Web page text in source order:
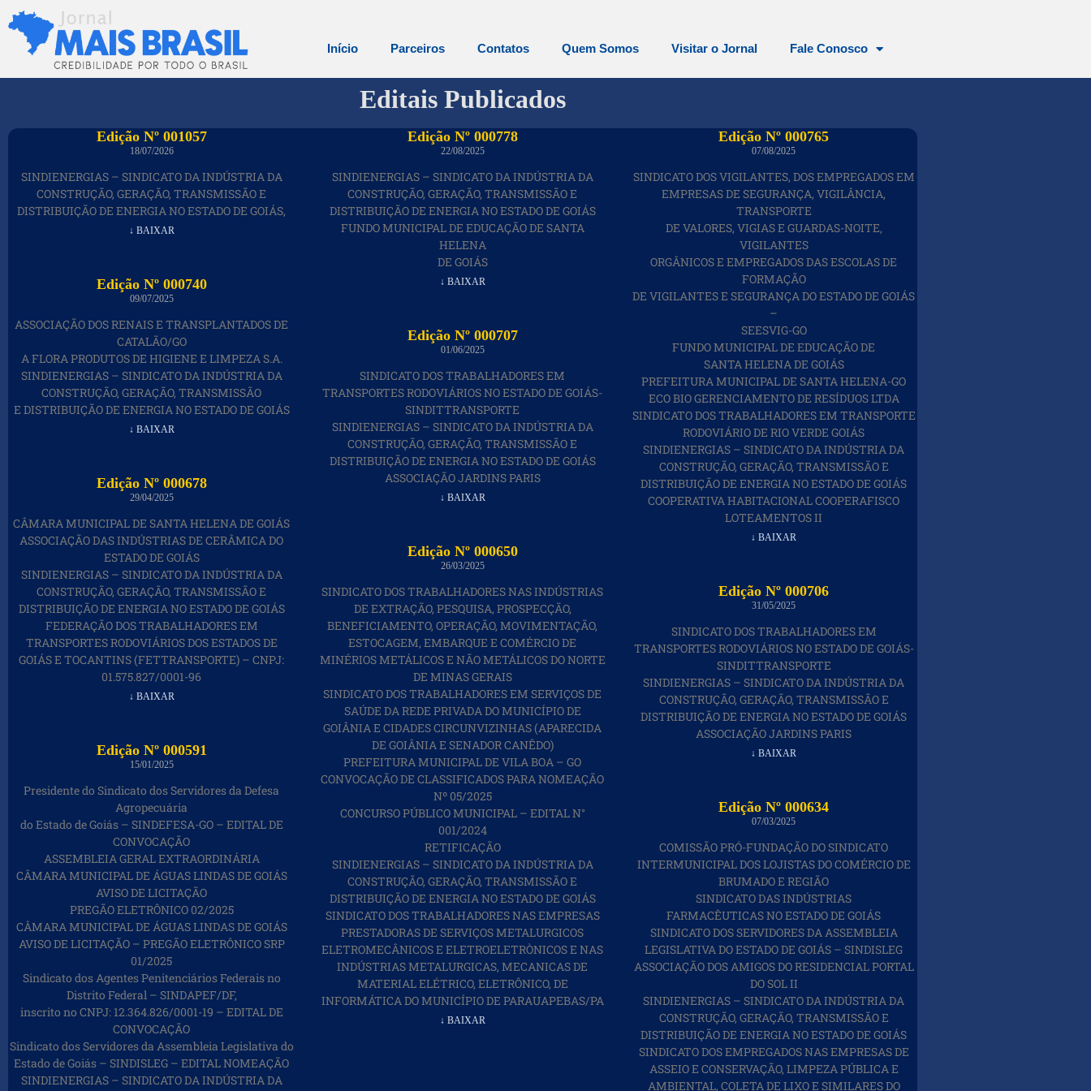
Início Parceiros Contatos Quem Somos Visitar o Jornal Fale Conosco
Editais Publicados
Edição Nº 001057
18/07/2026
SINDIENERGIAS – SINDICATO DA INDÚSTRIA DA
CONSTRUÇÃO, GERAÇÃO, TRANSMISSÃO E
DISTRIBUIÇÃO DE ENERGIA NO ESTADO DE GOIÁS,
↓ BAIXAR
Edição Nº 000778
22/08/2025
SINDIENERGIAS – SINDICATO DA INDÚSTRIA DA
CONSTRUÇÃO, GERAÇÃO, TRANSMISSÃO E
DISTRIBUIÇÃO DE ENERGIA NO ESTADO DE GOIÁS
FUNDO MUNICIPAL DE EDUCAÇÃO DE SANTA
HELENA
DE GOIÁS
↓ BAIXAR
Edição Nº 000765
07/08/2025
SINDICATO DOS VIGILANTES, DOS EMPREGADOS EM
EMPRESAS DE SEGURANÇA, VIGILÂNCIA,
TRANSPORTE
DE VALORES, VIGIAS E GUARDAS-NOITE,
VIGILANTES
ORGÂNICOS E EMPREGADOS DAS ESCOLAS DE
FORMAÇÃO
DE VIGILANTES E SEGURANÇA DO ESTADO DE GOIÁS
–
SEESVIG-GO
FUNDO MUNICIPAL DE EDUCAÇÃO DE
SANTA HELENA DE GOIÁS
PREFEITURA MUNICIPAL DE SANTA HELENA-GO
ECO BIO GERENCIAMENTO DE RESÍDUOS LTDA
SINDICATO DOS TRABALHADORES EM TRANSPORTE
RODOVIÁRIO DE RIO VERDE GOIÁS
SINDIENERGIAS – SINDICATO DA INDÚSTRIA DA
CONSTRUÇÃO, GERAÇÃO, TRANSMISSÃO E
DISTRIBUIÇÃO DE ENERGIA NO ESTADO DE GOIÁS
COOPERATIVA HABITACIONAL COOPERAFISCO
LOTEAMENTOS II
↓ BAIXAR
Edição Nº 000740
09/07/2025
ASSOCIAÇÃO DOS RENAIS E TRANSPLANTADOS DE
CATALÃO/GO
A FLORA PRODUTOS DE HIGIENE E LIMPEZA S.A.
SINDIENERGIAS – SINDICATO DA INDÚSTRIA DA
CONSTRUÇÃO, GERAÇÃO, TRANSMISSÃO
E DISTRIBUIÇÃO DE ENERGIA NO ESTADO DE GOIÁS
↓ BAIXAR
Edição Nº 000707
01/06/2025
SINDICATO DOS TRABALHADORES EM
TRANSPORTES RODOVIÁRIOS NO ESTADO DE GOIÁS-
SINDITTRANSPORTE
SINDIENERGIAS – SINDICATO DA INDÚSTRIA DA
CONSTRUÇÃO, GERAÇÃO, TRANSMISSÃO E
DISTRIBUIÇÃO DE ENERGIA NO ESTADO DE GOIÁS
ASSOCIAÇÃO JARDINS PARIS
↓ BAIXAR
Edição Nº 000706
31/05/2025
SINDICATO DOS TRABALHADORES EM
TRANSPORTES RODOVIÁRIOS NO ESTADO DE GOIÁS-
SINDITTRANSPORTE
SINDIENERGIAS – SINDICATO DA INDÚSTRIA DA
CONSTRUÇÃO, GERAÇÃO, TRANSMISSÃO E
DISTRIBUIÇÃO DE ENERGIA NO ESTADO DE GOIÁS
ASSOCIAÇÃO JARDINS PARIS
↓ BAIXAR
Edição Nº 000678
29/04/2025
CÂMARA MUNICIPAL DE SANTA HELENA DE GOIÁS
ASSOCIAÇÃO DAS INDÚSTRIAS DE CERÂMICA DO
ESTADO DE GOIÁS
SINDIENERGIAS – SINDICATO DA INDÚSTRIA DA
CONSTRUÇÃO, GERAÇÃO, TRANSMISSÃO E
DISTRIBUIÇÃO DE ENERGIA NO ESTADO DE GOIÁS
FEDERAÇÃO DOS TRABALHADORES EM
TRANSPORTES RODOVIÁRIOS DOS ESTADOS DE
GOIÁS E TOCANTINS (FETTRANSPORTE) – CNPJ:
01.575.827/0001-96
↓ BAIXAR
Edição Nº 000650
26/03/2025
SINDICATO DOS TRABALHADORES NAS INDÚSTRIAS
DE EXTRAÇÃO, PESQUISA, PROSPECÇÃO,
BENEFICIAMENTO, OPERAÇÃO, MOVIMENTAÇÃO,
ESTOCAGEM, EMBARQUE E COMÉRCIO DE
MINÉRIOS METÁLICOS E NÃO METÁLICOS DO NORTE
DE MINAS GERAIS
SINDICATO DOS TRABALHADORES EM SERVIÇOS DE
SAÚDE DA REDE PRIVADA DO MUNICÍPIO DE
GOIÂNIA E CIDADES CIRCUNVIZINHAS (APARECIDA
DE GOIÂNIA E SENADOR CANÊDO)
PREFEITURA MUNICIPAL DE VILA BOA – GO
CONVOCAÇÃO DE CLASSIFICADOS PARA NOMEAÇÃO
Nº 05/2025
CONCURSO PÚBLICO MUNICIPAL – EDITAL N°
001/2024
RETIFICAÇÃO
SINDIENERGIAS – SINDICATO DA INDÚSTRIA DA
CONSTRUÇÃO, GERAÇÃO, TRANSMISSÃO E
DISTRIBUIÇÃO DE ENERGIA NO ESTADO DE GOIÁS
SINDICATO DOS TRABALHADORES NAS EMPRESAS
PRESTADORAS DE SERVIÇOS METALURGICOS
ELETROMECÂNICOS E ELETROELETRÒNICOS E NAS
INDÚSTRIAS METALURGICAS, MECANICAS DE
MATERIAL ELÉTRICO, ELETRÔNICO, DE
INFORMÁTICA DO MUNICÍPIO DE PARAUAPEBAS/PA
↓ BAIXAR
Edição Nº 000634
07/03/2025
COMISSÃO PRÓ-FUNDAÇÃO DO SINDICATO
INTERMUNICIPAL DOS LOJISTAS DO COMÉRCIO DE
BRUMADO E REGIÃO
SINDICATO DAS INDÚSTRIAS
FARMACÊUTICAS NO ESTADO DE GOIÁS
SINDICATO DOS SERVIDORES DA ASSEMBLEIA
LEGISLATIVA DO ESTADO DE GOIÁS – SINDISLEG
ASSOCIAÇÃO DOS AMIGOS DO RESIDENCIAL PORTAL
DO SOL II
SINDIENERGIAS – SINDICATO DA INDÚSTRIA DA
CONSTRUÇÃO, GERAÇÃO, TRANSMISSÃO E
DISTRIBUIÇÃO DE ENERGIA NO ESTADO DE GOIÁS
SINDICATO DOS EMPREGADOS NAS EMPRESAS DE
ASSEIO E CONSERVAÇÃO, LIMPEZA PÚBLICA E
AMBIENTAL, COLETA DE LIXO E SIMILARES DO
Edição Nº 000591
15/01/2025
Presidente do Sindicato dos Servidores da Defesa
Agropecuária
do Estado de Goiás – SINDEFESA-GO – EDITAL DE
CONVOCAÇÃO
ASSEMBLEIA GERAL EXTRAORDINÁRIA
CÂMARA MUNICIPAL DE ÁGUAS LINDAS DE GOIÁS
AVISO DE LICITAÇÃO
PREGÃO ELETRÔNICO 02/2025
CÂMARA MUNICIPAL DE ÁGUAS LINDAS DE GOIÁS
AVISO DE LICITAÇÃO – PREGÃO ELETRÔNICO SRP
01/2025
Sindicato dos Agentes Penitenciários Federais no
Distrito Federal – SINDAPEF/DF,
inscrito no CNPJ: 12.364.826/0001-19 – EDITAL DE
CONVOCAÇÃO
Sindicato dos Servidores da Assembleia Legislativa do
Estado de Goiás – SINDISLEG – EDITAL NOMEAÇÃO
SINDIENERGIAS – SINDICATO DA INDÚSTRIA DA